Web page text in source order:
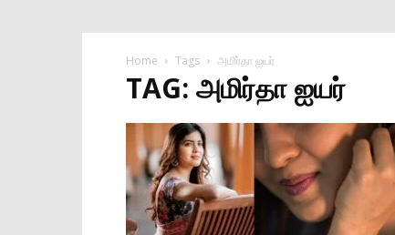
Home Tags அமிர்தா ஐயர்
TAG: அமிர்தா ஐயர்